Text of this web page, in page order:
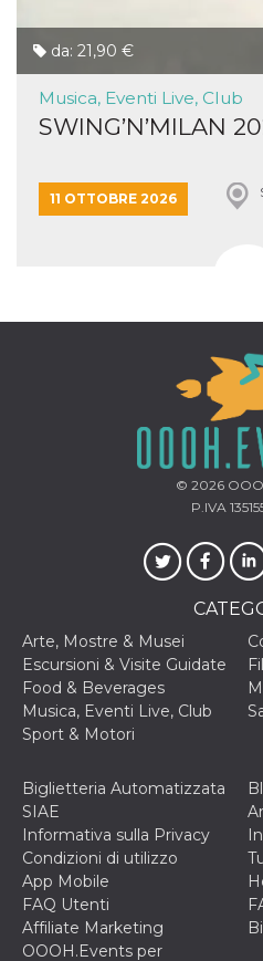
da: 21,90 €
Musica, Eventi Live, Club
SWING’N’MILAN
11 OTTOBRE 2026
© 2026
P.IVA
Arte, Mostre & Musei
Escursioni & Visite Guidate
Food & Beverages
Musica, Eventi Live, Club
Sport & Motori
Biglietteria Automatizzata
SIAE
Informativa sulla Privacy
Condizioni di utilizzo
App Mobile
FAQ Utenti
Affiliate Marketing
OOOH.Events per